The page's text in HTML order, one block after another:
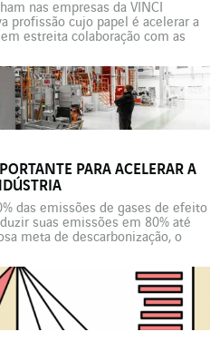
nas empresas da VINCI
profissão cujo papel é acelerar a
estreita colaboração com as
O objetivo é divulgar as ofertas de
da VINCI Energies Building
PARA ACELERAR A
das emissões de gases de efeito
suas emissões em 80% até
meta de descarbonização, o
as chamadas indústrias
com uso intensivo […]